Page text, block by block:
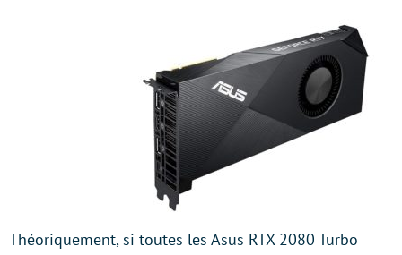
Théoriquement, si toutes les Asus RTX 2080 Turbo